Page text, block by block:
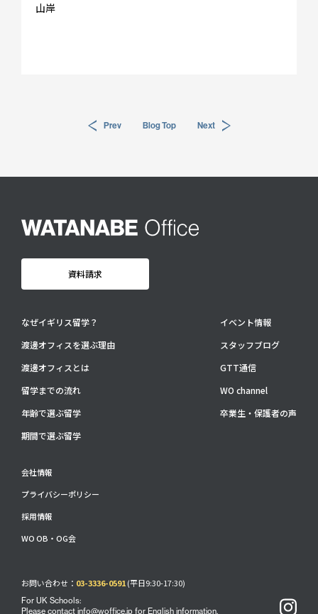
お問い合わせ：03-3336-0591 (平日9:30-17:30)
山岸
Prev Blog Top Next
資料請求
なぜイギリス留学？
渡邊オフィスを選ぶ理由
渡邊オフィスとは
留学までの流れ
年齢で選ぶ留学
期間で選ぶ留学
イベント情報
スタッフブログ
GTT通信
WO channel
卒業生・保護者の声
会社情報
プライバシーポリシー
採用情報
WO OB・OG会
お問い合わせ： 03-3336-0591(平日9:30-17:30)
For UK Schools:
Please contact info@woffice.jp for English information.